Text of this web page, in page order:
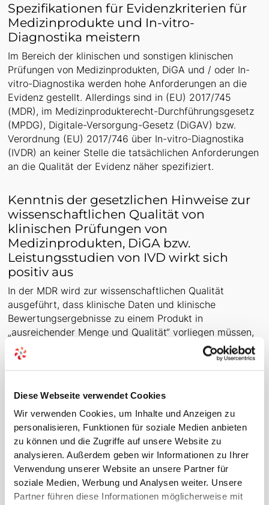
Diese Webseite verwendet Cookies
Wir verwenden Cookies, um Inhalte und Anzeigen zu
personalisieren, Funktionen für soziale Medien anbieten
zu können und die Zugriffe auf unsere Website zu
analysieren. Außerdem geben wir Informationen zu Ihrer
Verwendung unserer Website an unsere Partner für
soziale Medien, Werbung und Analysen weiter. Unsere
Partner führen diese Informationen möglicherweise mit
Spezifikationen für Evidenzkriterien für
Medizinprodukte und In-vitro-
Diagnostika meistern
Im Bereich der klinischen und sonstigen klinischen
Prüfungen von Medizinprodukten, DiGA und / oder In-
vitro-Diagnostika werden hohe Anforderungen an die
Evidenz gestellt. Allerdings sind in (EU) 2017/745
(MDR), im Medizinprodukterecht-Durchführungsgesetz
(MPDG), Digitale-Versorgung-Gesetz (DiGAV) bzw.
Verordnung (EU) 2017/746 über In-vitro-Diagnostika
(IVDR) an keiner Stelle die tatsächlichen Anforderungen
an die Qualität der Evidenz näher spezifiziert.
Kenntnis der gesetzlichen Hinweise zur
wissenschaftlichen Qualität von
klinischen Prüfungen von
Medizinprodukten, DiGA bzw.
Leistungsstudien von IVD wirkt sich
positiv aus
In der MDR wird zur wissenschaftlichen Qualität
ausgeführt, dass klinische Daten und klinische
Bewertungsergebnisse zu einem Produkt in
„ausreichender Menge und Qualität“ vorliegen müssen,
um eine qualifizierte Bewertung der Sicherheit des
Produkts und der Erzielung des beabsichtigten
Diese Vorgaben lassen aktuell noch einen hohen
Ermessensspielraum zu und geben keine Hilfestellung
für die Auslegung durch Hersteller.
In der IVDR soll der Hersteller den „Umfang des
klinischen Nachweises“ festlegen, der erforderlich ist,
um die Übereinstimmung mit den einschlägigen
allgemeinen Sicherheits- und Leistungsanforderungen